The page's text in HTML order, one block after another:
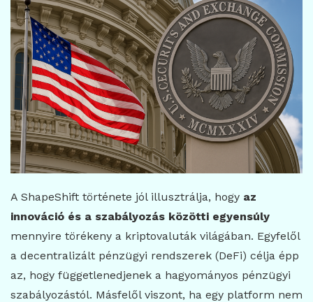
A ShapeShift története jól illusztrálja, hogy az
innováció és a szabályozás közötti egyensúly
mennyire törékeny a kriptovaluták világában. Egyfelől
a decentralizált pénzügyi rendszerek (DeFi) célja épp
az, hogy függetlenedjenek a hagyományos pénzügyi
szabályozástól. Másfelől viszont, ha egy platform nem